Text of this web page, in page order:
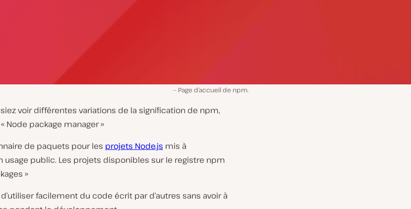
Page d’accueil de npm.
voir différentes variations de la signification de npm,
Node package manager »
de paquets pour les projets Node.js mis à
usage public. Les projets disponibles sur le registre npm
»
facilement du code écrit par d’autres sans avoir à